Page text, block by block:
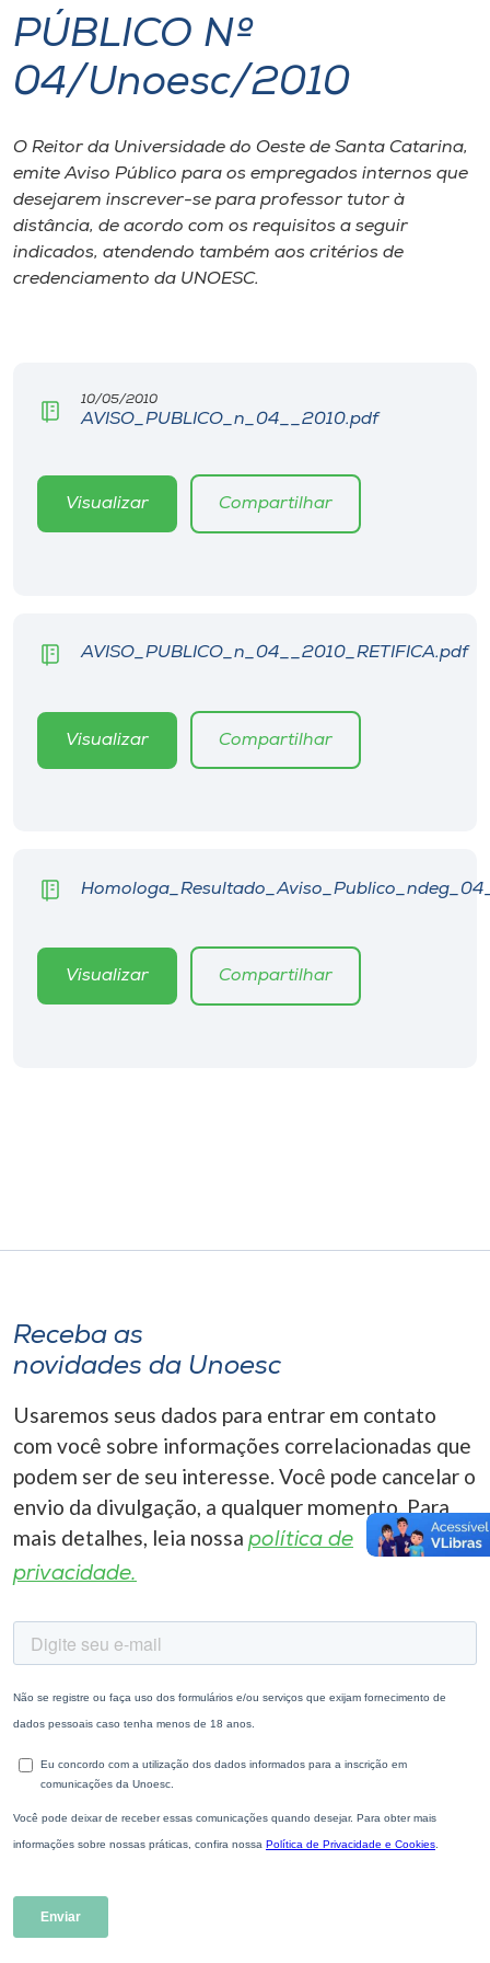
I.nova
Cultura
CPA
Museu
o idioma
PÚBLICO Nº
04/Unoesc/2010
O Reitor da Universidade do Oeste de Santa Catarina,
emite Aviso Público para os empregados internos que
desejarem inscrever-se para professor tutor à
distância, de acordo com os requisitos a seguir
indicados, atendendo também aos critérios de
credenciamento da UNOESC.
10/05/2010
AVISO_PUBLICO_n_04__2010.pdf
Visualizar Compartilhar
AVISO_PUBLICO_n_04__2010_RETIFICA.pdf
Visualizar Compartilhar
Visualizar Compartilhar
Receba as
novidades da Unoesc
Usaremos seus dados para entrar em contato
com você sobre informações correlacionadas que
podem ser de seu interesse. Você pode cancelar o
envio da divulgação, a qualquer momento. Para
mais detalhes, leia nossa política de
privacidade.